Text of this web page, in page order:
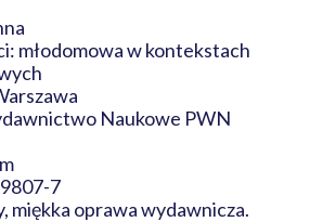
młodomowa w kontekstach
Naukowe PWN
7
miękka oprawa wydawnicza.